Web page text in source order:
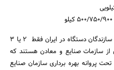
لازم به توضیح و تذکر است که در بین سازندگان دستگاه در ایران فقط 2 یا 3
از سازمات صنایع و معادن هستند که
گروه صنعتی بهساز پلیمر از سال 79 تحت پروانه بهره برداری سازمان صنایع